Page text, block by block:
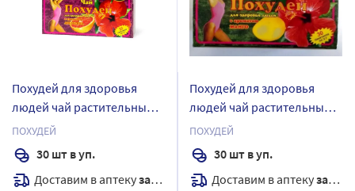
Похудей для здоровья
людей чай растительный/
апельсин 2 гр 30 шт.
фильтр-пакеты
ПОХУДЕЙ
30 шт в уп.
Доставим в аптекузавтра
Похудей для здоровья
людей чай растительный/
манго 2 гр 30 шт. фильтр-
пакеты
ПОХУДЕЙ
30 шт в уп.
Доставим в аптекузавтра